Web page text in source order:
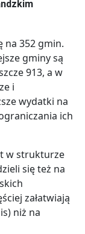
na 352 gmin.
gminy są
913, a w
i
wydatki na
ich
w strukturze
się też na
załatwiają
niż na